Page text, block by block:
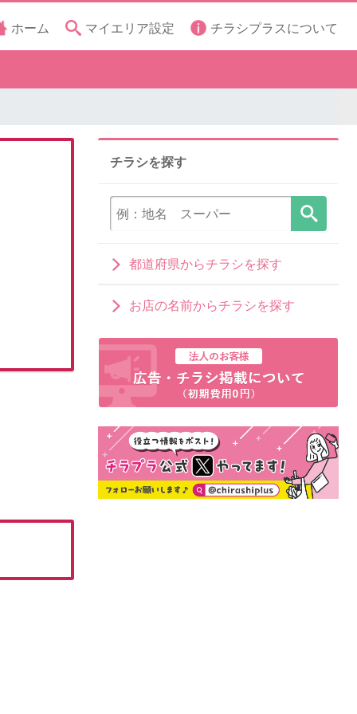
ホーム マイエリア設定 チラシプラスについて
チラシを探す
都道府県からチラシを探す
お店の名前からチラシを探す